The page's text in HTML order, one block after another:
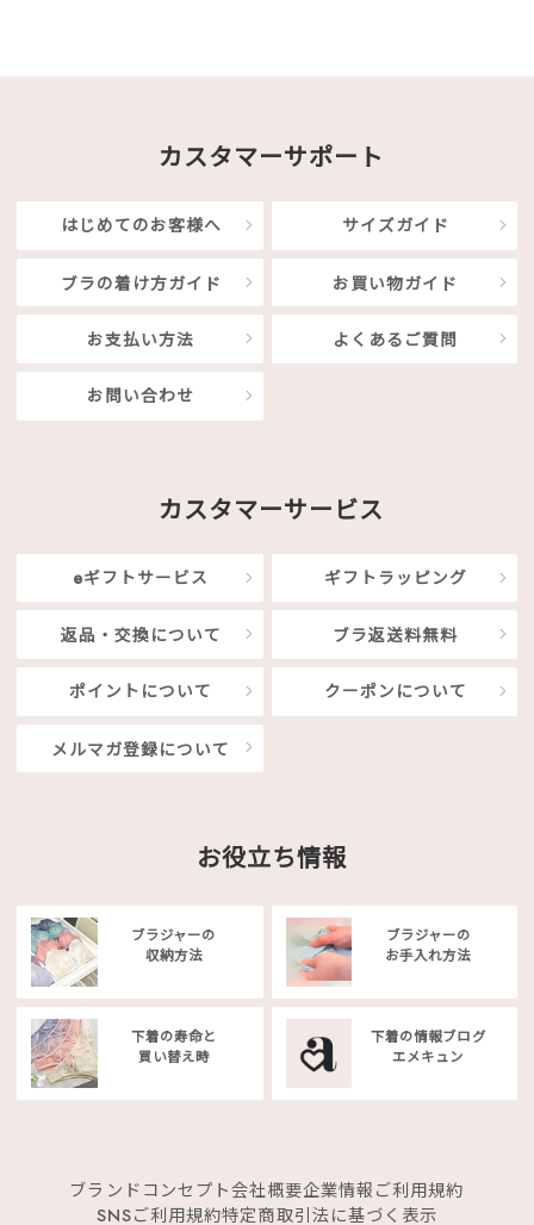
カスタマーサポート
はじめてのお客様へ サイズガイド
ブラの着け方ガイド お買い物ガイド
お支払い方法 よくあるご質問
お問い合わせ
カスタマーサービス
eギフトサービス ギフトラッピング
返品・交換について ブラ返送料無料
ポイントについて クーポンについて
メルマガ登録について
お役立ち情報
ブラジャーの
収納方法
ブラジャーの
お手入れ方法
下着の寿命と
買い替え時
下着の情報ブログ
エメキュン
ブランドコンセプト会社概要企業情報 ご利用規約
SNSご利用規約特定商取引法に基づく表示